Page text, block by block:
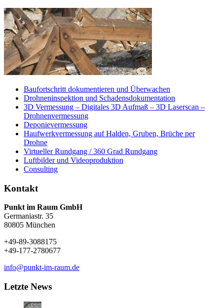
Baufortschritt dokumentieren und Überwachen
Drohneninspektion und Schadensdokumentation
3D Vermessung – Digitales 3D Aufmaß – 3D Laserscan –
Drohnenvermessung
Deponievermessung
Haufwerkvermessung auf Halden, Gruben, Brüche per
Drohne
Virtueller Rundgang / 360 Grad Rundgang
Luftbilder und Videoproduktion
Consulting
Kontakt
Punkt im Raum GmbH
Germaniastr. 35
80805 München
+49-89-3088175
+49-177-2780677
info@punkt-im-raum.de
Letzte News